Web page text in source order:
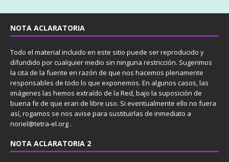
NOTA ACLARATORIA
Todo el material incluido en este sitio puede ser reproducido y
difundido por cualquier medio sin ninguna restricción. Sugerimos
la cita de la fuente en razón de que nos hacemos plenamente
responsables de todo lo que exponemos. En algunos casos, las
imágenes las hemos extraído de la Red, bajo la suposición de
buena fe de que eran de libre uso. Si eventualmente ello no fuera
así, rogamos se nos avise para sustituirlas de inmediato a
noriel@tetra-el.org .
NOTA ACLARATORIA 2